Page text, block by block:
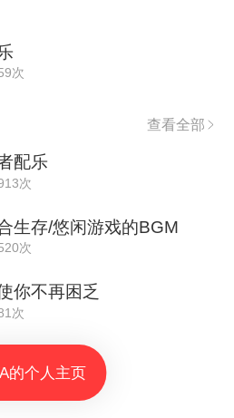
次
查看全部
配乐
次
生存/悠闲游戏的BGM
次
你不再困乏
次
的个人主页